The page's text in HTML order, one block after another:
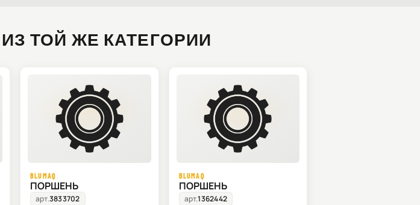
ТОЙ ЖЕ КАТЕГОРИИ
BLUMAQ
ПОРШЕНЬ
арт.3833702
BLUMAQ
ПОРШЕНЬ
арт.1362442